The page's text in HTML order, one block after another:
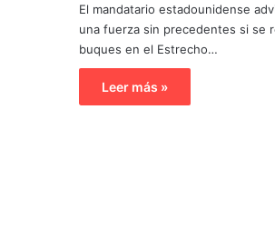
El mandatario estadounidense
una fuerza sin precedentes si se
buques en el Estrecho…
Leer más »